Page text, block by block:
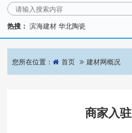
热搜： 滨海建材 华北陶瓷
您所在位置： 首页 建材网概况
商家入驻